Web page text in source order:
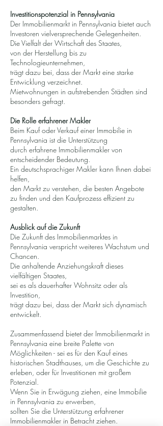
Investitionspotenzial in Pennsylvania
Der Immobilienmarkt in Pennsylvania bietet auch
Investoren vielversprechende Gelegenheiten.
Die Vielfalt der Wirtschaft des Staates,
von der Herstellung bis zu
Technologieunternehmen,
trägt dazu bei, dass der Markt eine starke
Entwicklung verzeichnet.
Mietwohnungen in aufstrebenden Städten sind
besonders gefragt.
Die Rolle erfahrener Makler
Beim Kauf oder Verkauf einer Immobilie in
Pennsylvania ist die Unterstützung
durch erfahrene Immobilienmakler von
entscheidender Bedeutung.
Ein deutschsprachiger Makler kann Ihnen dabei
helfen,
den Markt zu verstehen, die besten Angebote
zu finden und den Kaufprozess effizient zu
gestalten.
Ausblick auf die Zukunft
Die Zukunft des Immobilienmarktes in
Pennsylvania verspricht weiteres Wachstum und
Chancen.
Die anhaltende Anziehungskraft dieses
vielfältigen Staates,
sei es als dauerhafter Wohnsitz oder als
Investition,
trägt dazu bei, dass der Markt sich dynamisch
entwickelt.
Zusammenfassend bietet der Immobilienmarkt in
Pennsylvania eine breite Palette von
Möglichkeiten - sei es für den Kauf eines
historischen Stadthauses, um die Geschichte zu
erleben, oder für Investitionen mit großem
Potenzial.
Wenn Sie in Erwägung ziehen, eine Immobilie
in Pennsylvania zu erwerben,
sollten Sie die Unterstützung erfahrener
Immobilienmakler in Betracht ziehen.